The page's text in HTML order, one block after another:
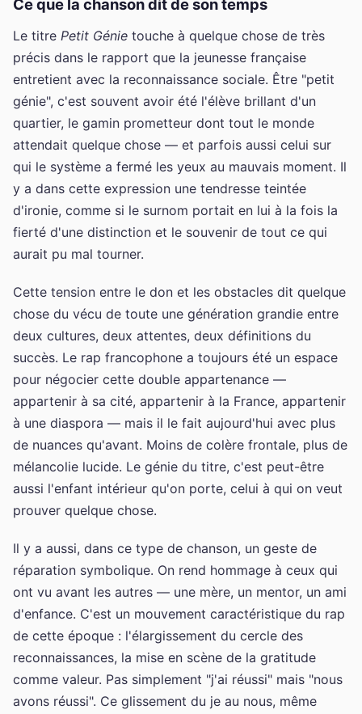
Ce que la chanson dit de son temps
Le titre Petit Génie touche à quelque chose de très
précis dans le rapport que la jeunesse française
entretient avec la reconnaissance sociale. Être "petit
génie", c'est souvent avoir été l'élève brillant d'un
quartier, le gamin prometteur dont tout le monde
attendait quelque chose — et parfois aussi celui sur
qui le système a fermé les yeux au mauvais moment. Il
y a dans cette expression une tendresse teintée
d'ironie, comme si le surnom portait en lui à la fois la
fierté d'une distinction et le souvenir de tout ce qui
aurait pu mal tourner.
Cette tension entre le don et les obstacles dit quelque
chose du vécu de toute une génération grandie entre
deux cultures, deux attentes, deux définitions du
succès. Le rap francophone a toujours été un espace
pour négocier cette double appartenance —
appartenir à sa cité, appartenir à la France, appartenir
à une diaspora — mais il le fait aujourd'hui avec plus
de nuances qu'avant. Moins de colère frontale, plus de
mélancolie lucide. Le génie du titre, c'est peut-être
aussi l'enfant intérieur qu'on porte, celui à qui on veut
prouver quelque chose.
Il y a aussi, dans ce type de chanson, un geste de
réparation symbolique. On rend hommage à ceux qui
ont vu avant les autres — une mère, un mentor, un ami
d'enfance. C'est un mouvement caractéristique du rap
de cette époque : l'élargissement du cercle des
reconnaissances, la mise en scène de la gratitude
comme valeur. Pas simplement "j'ai réussi" mais "nous
avons réussi". Ce glissement du je au nous, même